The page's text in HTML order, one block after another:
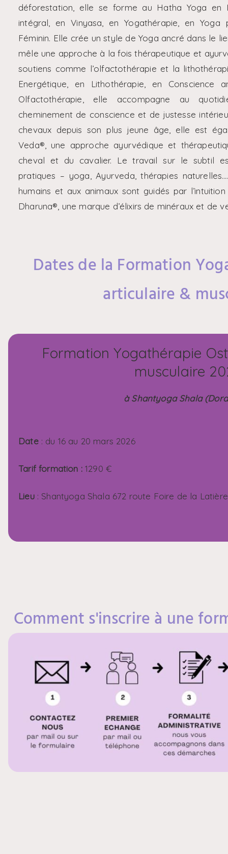
déforestation, elle se forme au Hatha Yoga en
intégral, en Vinyasa, en Yogathérapie, en
Féminin. Elle crée un style de Yoga ancré dans le
mêle une approche à la fois thérapeutique et
soutiens comme l’olfactothérapie et la
Energétique, en Lithothérapie, en Conscience
Olfactothérapie, elle accompagne au
cheminement de conscience et de justesse
chevaux depuis son plus jeune âge, elle est
Veda®, une approche ayurvédique et
cheval et du cavalier. Le travail sur le subtil
pratiques – yoga, Ayurveda, thérapies
humains et aux animaux sont guidés par
Dharuna®, une marque d’élixirs de minéraux et de
Dates de la Formation
articulaire &
Formation Yogathérapie
musculaire
à Shantyoga Shala
Date: du 16 au 20 mars 2026
Tarif formation :1290 €
Lieu: Shantyoga Shala 672 route Foire de la
Comment s'inscrire à une